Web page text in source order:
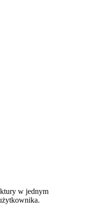
w jednym
przez użytkownika.